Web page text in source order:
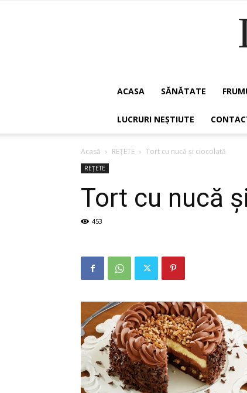
ACASA SĂNĂTATE
LUCRURI NEȘTIUTE
Acasă REȚETE Tort cu nucă și ciocolată
REȚETE
Tort cu nucă
453